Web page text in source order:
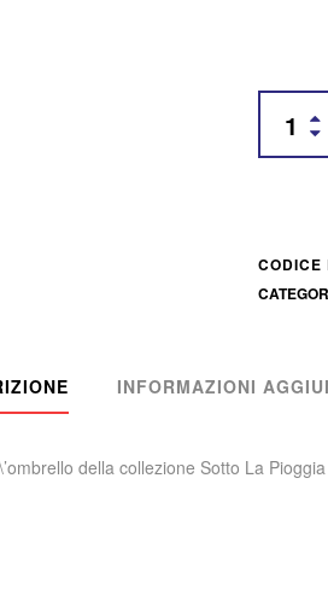
CODICE
INFORMAZIONI
della collezione Sotto La